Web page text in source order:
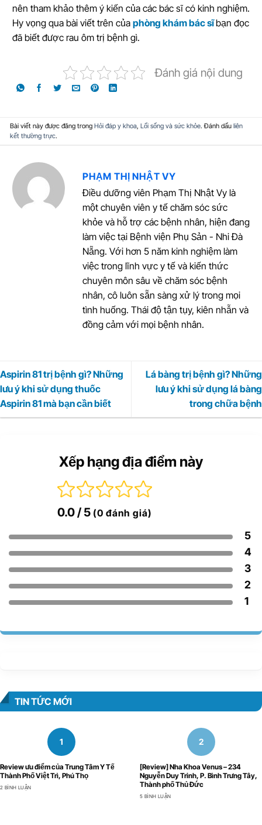
nên tham khảo thêm ý kiến của các bác sĩ có kinh nghiệm.
Hy vọng qua bài viết trên của phòng khám bác sĩbạn đọc
đã biết được rau ôm trị bệnh gì.
Đánh giá nội dung
Bài viết này được đăng trong Hỏi đáp y khoa, Lối sống và sức khỏe. Đánh dấu liên
kết thường trực.
PHẠM THỊ NHẬT VY
Điều dưỡng viên Phạm Thị Nhật Vy là
một chuyên viên y tế chăm sóc sức
khỏe và hỗ trợ các bệnh nhân, hiện đang
làm việc tại Bệnh viện Phụ Sản - Nhi Đà
Nẵng. Với hơn 5 năm kinh nghiệm làm
việc trong lĩnh vực y tế và kiến thức
chuyên môn sâu về chăm sóc bệnh
nhân, cô luôn sẵn sàng xử lý trong mọi
tình huống. Thái độ tận tụy, kiên nhẫn và
đồng cảm với mọi bệnh nhân.
Aspirin 81 trị bệnh gì? Những
lưu ý khi sử dụng thuốc
Aspirin 81 mà bạn cần biết
Lá bàng trị bệnh gì? Những
lưu ý khi sử dụng lá bàng
trong chữa bệnh
Xếp hạng địa điểm này
0.0/ 5 (0 đánh giá)
5
4
3
2
1
TIN TỨC MỚI
Review ưu điểm của Trung Tâm Y Tế
Thành Phố Việt Trì, Phú Thọ
2 BÌNH LUẬN
[Review] Nha Khoa Venus – 234
Nguyễn Duy Trinh, P. Bình Trưng Tây,
Thành phố Thủ Đức
5 BÌNH LUẬN